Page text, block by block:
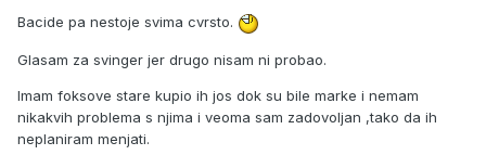
Bacide pa nestoje svima cvrsto.
Glasam za svinger jer drugo nisam ni probao.
Imam foksove stare kupio ih jos dok su bile marke i nemam
nikakvih problema s njima i veoma sam zadovoljan ,tako da ih
neplaniram menjati.